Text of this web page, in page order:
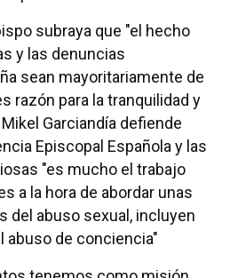
subraya que "el hecho
y las denuncias
sean mayoritariamente de
razón para la tranquilidad y
Garciandía defiende
Episcopal Española y las
"es mucho el trabajo
a la hora de abordar unas
del abuso sexual, incluyen
abuso de conciencia"